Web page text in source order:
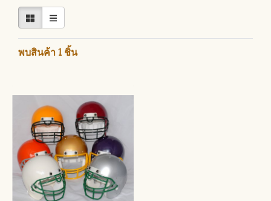
พบสินค้า 1 ชิ้น